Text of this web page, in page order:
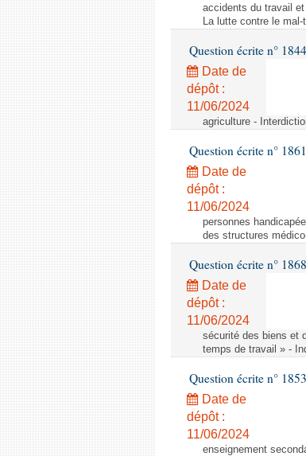
accidents du travail
La lutte contre le
Question écrite n°
Date de
dépôt :
11/06/2024
agriculture -
Question écrite n°
Date de
dépôt :
11/06/2024
personnes
des structures
Question écrite n°
Date de
dépôt :
11/06/2024
sécurité des biens et
temps de travail » -
Question écrite n°
Date de
dépôt :
11/06/2024
enseignement